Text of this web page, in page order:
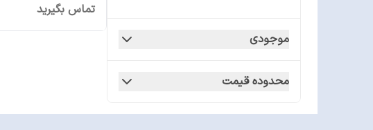
موجودی
محدوده قیمت
تماس بگیرید